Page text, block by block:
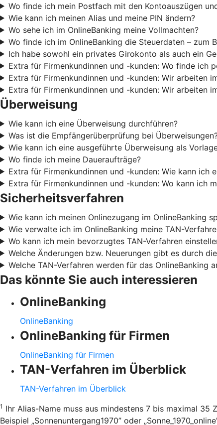
Wo finde ich mein Postfach mit den Kontoauszügen
Wie kann ich meinen Alias und meine PIN ändern?
Wo sehe ich im OnlineBanking meine Vollmachten?
Wo finde ich im OnlineBanking die Steuerdaten – zum
Ich habe sowohl ein privates Girokonto als auch ein
Extra für Firmenkundinnen und -kunden: Wo finde ich
Extra für Firmenkundinnen und -kunden: Wir arbeiten
Extra für Firmenkundinnen und -kunden: Wir arbeiten
Überweisung
Wie kann ich eine Überweisung durchführen?
Was ist die Empfängerüberprüfung bei
Wie kann ich eine ausgeführte Überweisung als
Wo finde ich meine Daueraufträge?
Extra für Firmenkundinnen und -kunden: Wie kann ich
Extra für Firmenkundinnen und -kunden: Wo kann ich
Sicherheitsverfahren
Wie kann ich meinen Onlinezugang im OnlineBanking
Wie verwalte ich im OnlineBanking meine TAN-
Wo kann ich mein bevorzugtes TAN-Verfahren
Welche Änderungen bzw. Neuerungen gibt es durch
Welche TAN-Verfahren werden für das OnlineBanking
Das könnte Sie auch interessieren
OnlineBanking
OnlineBanking
OnlineBanking für Firmen
OnlineBanking für Firmen
TAN-Verfahren im Überblick
TAN-Verfahren im Überblick
1 Ihr Alias-Name muss aus mindestens 7 bis maximal 35
Beispiel „Sonnenuntergang1970” oder